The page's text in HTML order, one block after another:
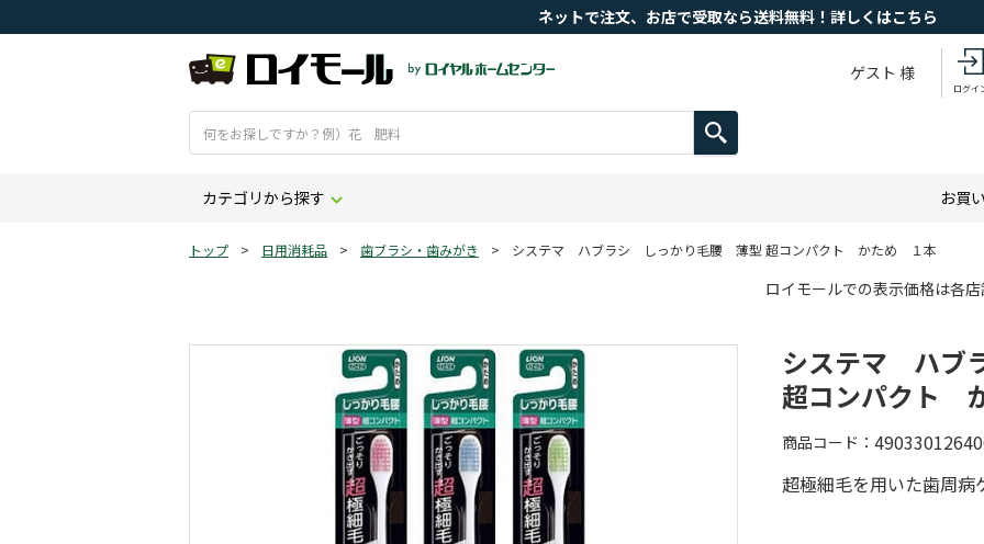
ネットで注文、お店で受取なら送料無料！詳しくはこちら
ゲスト 様
ログイ
カテゴリから探す お買
トップ > 日用消耗品 > 歯ブラシ・歯みがき > システマ ハブラシ しっかり毛腰 薄型 超コンパクト かため １本
ロイモールでの表示価格は各
システマ ハブ
超コンパクト
商品コード
超極細毛を用いた歯周病